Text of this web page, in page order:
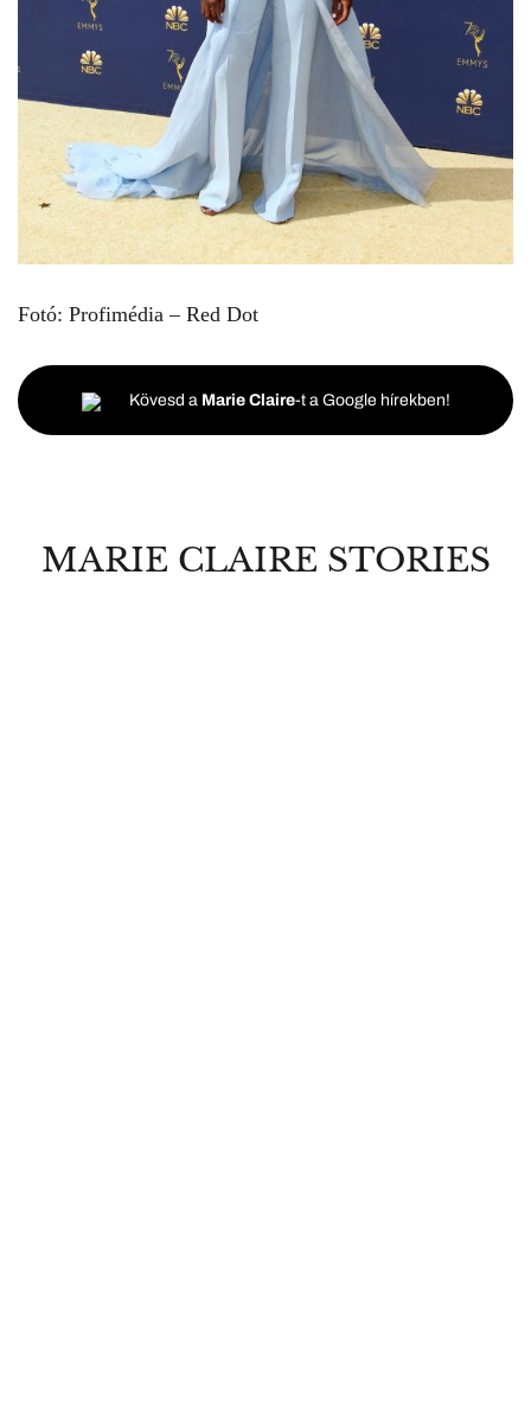
Fotó: Profimédia – Red Dot
Kövesd a Marie Claire-t a Google hírekben!
MARIE CLAIRE STORIES